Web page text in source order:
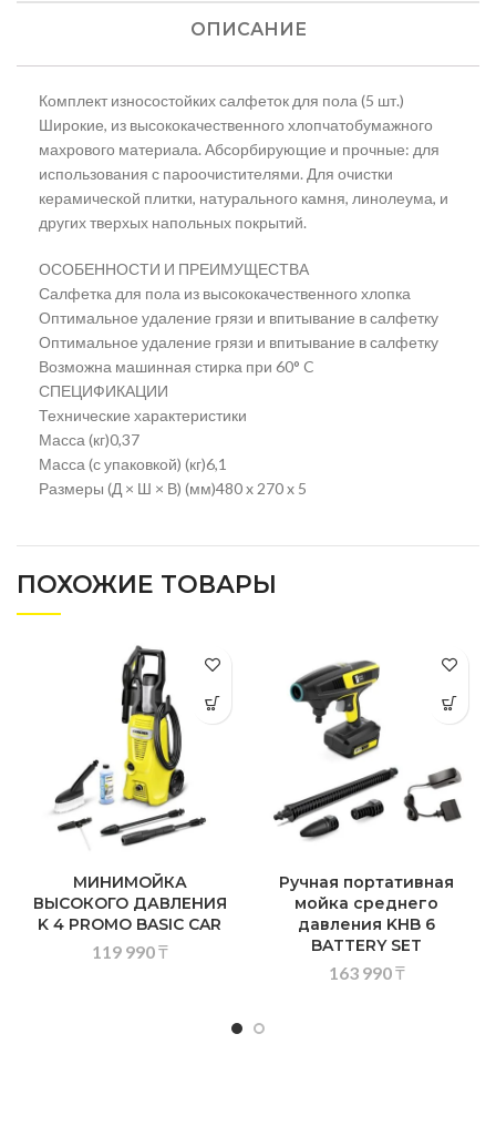
ОПИСАНИЕ
Комплект износостойких салфеток для пола (5 шт.)
Широкие, из высококачественного хлопчатобумажного
махрового материала. Абсорбирующие и прочные: для
использования с пароочистителями. Для очистки
керамической плитки, натурального камня, линолеума, и
других тверхых напольных покрытий.
ОСОБЕННОСТИ И ПРЕИМУЩЕСТВА
Салфетка для пола из высококачественного хлопка
Оптимальное удаление грязи и впитывание в салфетку
Оптимальное удаление грязи и впитывание в салфетку
Возможна машинная стирка при 60° C
СПЕЦИФИКАЦИИ
Технические характеристики
Масса (кг)0,37
Масса (с упаковкой) (кг)6,1
Размеры (Д × Ш × В) (мм)480 x 270 x 5
ПОХОЖИЕ ТОВАРЫ
МИНИМОЙКА
ВЫСОКОГО ДАВЛЕНИЯ
K 4 PROMO BASIC CAR
119 990₸
Ручная портативная
мойка среднего
давления KHB 6
BATTERY SET
163 990₸